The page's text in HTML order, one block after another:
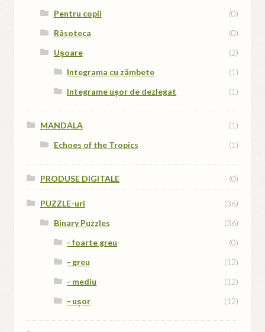
Pentru copii
(0)
Râsoteca
(0)
Ușoare
(2)
Integrama cu zâmbete
(1)
Integrame ușor de dezlegat
(1)
MANDALA
(1)
Echoes of the Tropics
(1)
PRODUSE DIGITALE (0)
PUZZLE-uri
(36)
Binary Puzzles
(36)
- foarte greu
(0)
- greu
(12)
- mediu
(12)
- ușor
(12)